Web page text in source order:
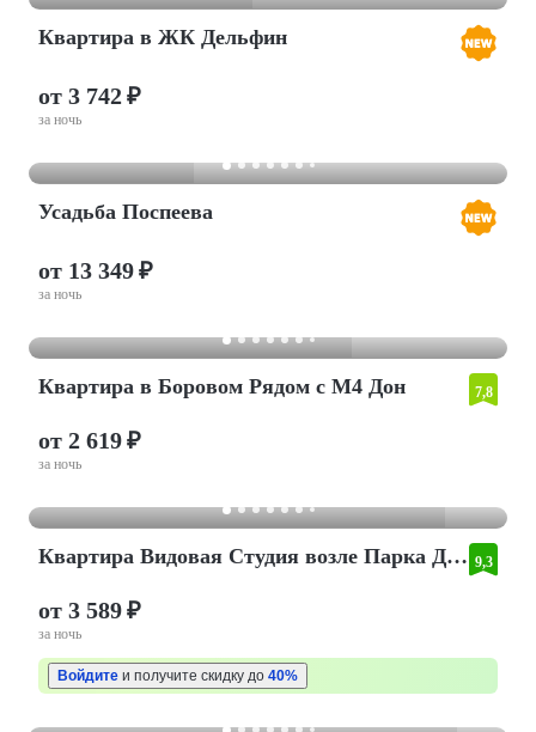
Квартира в ЖК Дельфин
от 3 742 ₽
за ночь
Усадьба Поспеева
от 13 349 ₽
за ночь
Квартира в Боровом Рядом с М4 Дон 7,8
от 2 619 ₽
за ночь
Квартира Видовая Студия возле Парка Дельфин 9,3
от 3 589 ₽
за ночь
Войдите и получите скидку до 40%